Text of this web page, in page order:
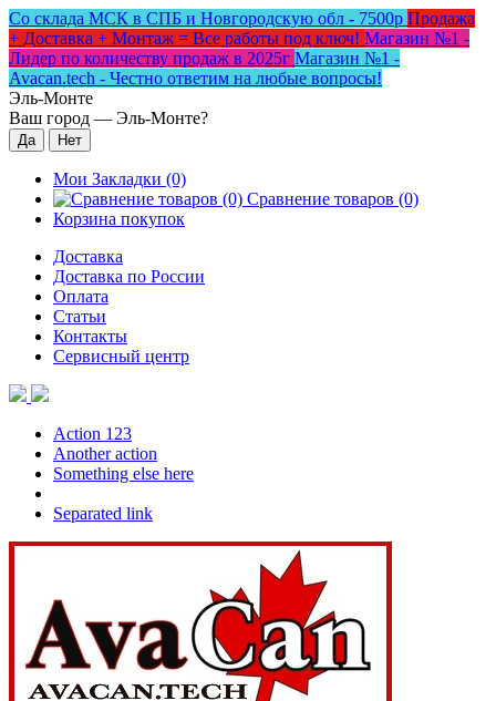
Со склада МСК в СПБ и Новгородскую обл - 7500р Продажа
+ Доставка + Монтаж = Все работы под ключ! Магазин №1 -
Лидер по количеству продаж в 2025г Магазин №1 -
Avacan.tech - Честно ответим на любые вопросы!
Эль-Монте
Ваш город — Эль-Монте?
Мои Закладки (0)
Сравнение товаров (0)
Корзина покупок
Доставка
Доставка по России
Оплата
Статьи
Контакты
Сервисный центр
Action 123
Another action
Something else here
Separated link